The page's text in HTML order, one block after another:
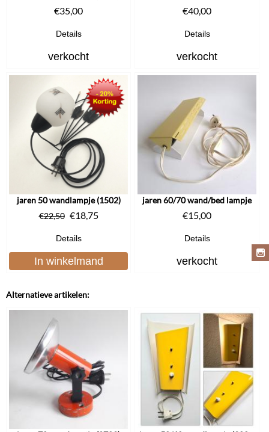
€35,00
Details
verkocht
€40,00
Details
verkocht
jaren 50 wandlampje (1502)
€22,50 €18,75
Details
In winkelmand
jaren 60/70 wand/bed lampje
€15,00
Details
verkocht
Alternatieve artikelen: